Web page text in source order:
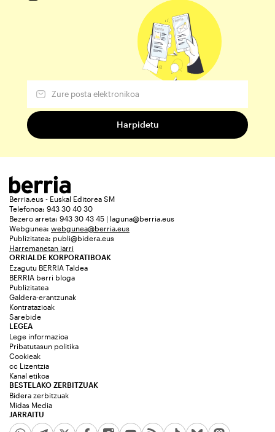
Berria.eus - Euskal Editorea SM
Telefonoa: 943 30 40 30
Bezero arreta: 943 30 43 45 | laguna@berria.eus
Webgunea: webgunea@berria.eus
Publizitatea: publi@bidera.eus
Harremanetan jarri
ORRIALDE KORPORATIBOAK
Ezagutu BERRIA Taldea
BERRIA berri bloga
Publizitatea
Galdera-erantzunak
Kontratazioak
Sarebide
JARRAITU
LEGEA
Lege informazioa
Pribatutasun politika
Cookieak
cc Lizentzia
Kanal etikoa
BESTELAKO ZERBITZUAK
Bidera zerbitzuak
Midas Media